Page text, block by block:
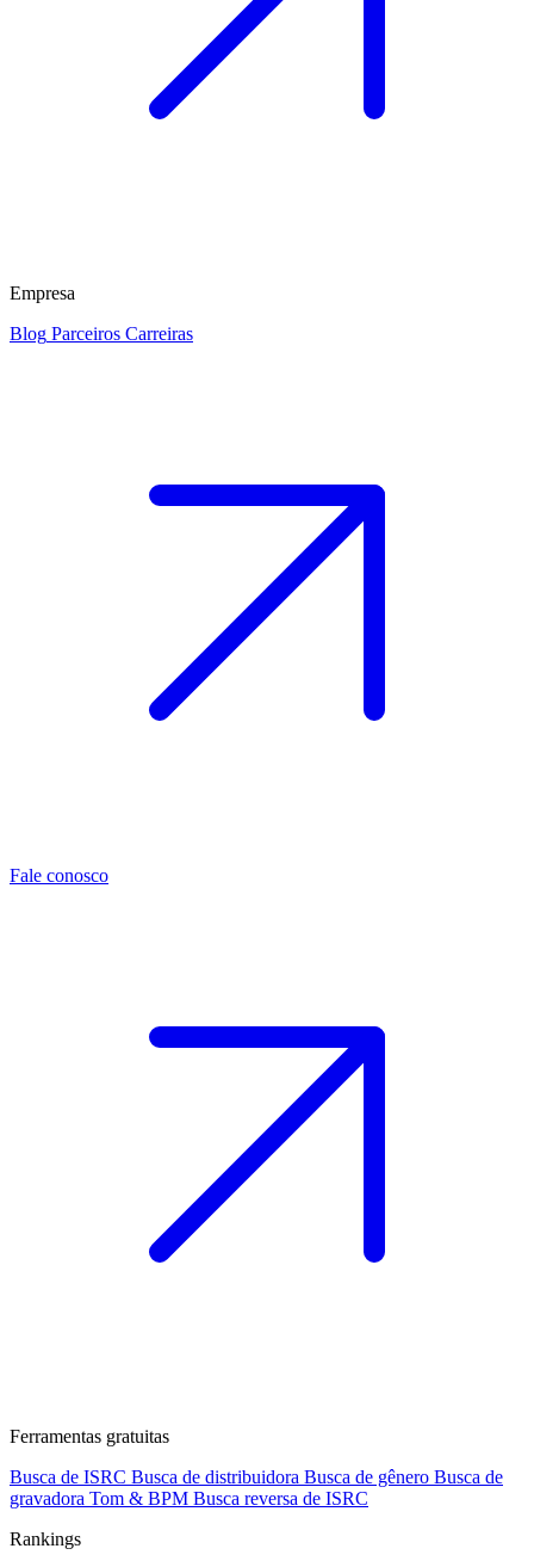
Empresa
Blog Parceiros Carreiras
Fale conosco
Ferramentas gratuitas
Busca de ISRC Busca de distribuidora Busca de gênero Busca de
gravadora Tom & BPM Busca reversa de ISRC
Rankings